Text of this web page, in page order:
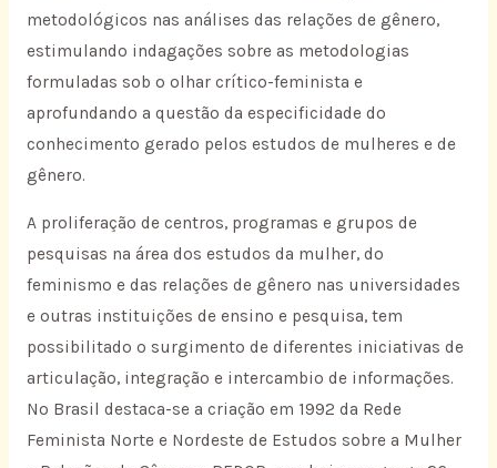
metodológicos nas análises das relações de gênero,
estimulando indagações sobre as metodologias
formuladas sob o olhar crítico-feminista e
aprofundando a questão da especificidade do
conhecimento gerado pelos estudos de mulheres e de
gênero.
A proliferação de centros, programas e grupos de
pesquisas na área dos estudos da mulher, do
feminismo e das relações de gênero nas universidades
e outras instituições de ensino e pesquisa, tem
possibilitado o surgimento de diferentes iniciativas de
articulação, integração e intercambio de informações.
No Brasil destaca-se a criação em 1992 da Rede
Feminista Norte e Nordeste de Estudos sobre a Mulher